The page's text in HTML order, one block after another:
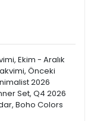
Ekim - Aralık
Önceki
2026
Set, Q4 2026
Boho Colors